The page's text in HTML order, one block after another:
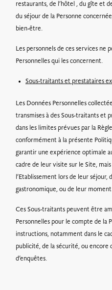
restaurants, de l’hôtel , du gîte et
du séjour de la Personne
bien-être.
Les personnels de ces services ne
Personnelles qui les concernent.
Sous-traitants et prestataires
Les Données Personnelles
transmises à des Sous-traitants et
dans les limites prévues par la
conformément à la présente
garantir une expérience optimale
cadre de leur visite sur le Site,
l’Etablissement lors de leur séjour,
gastronomique, ou de leur
Ces Sous-traitants peuvent être
Personnelles pour le compte de la
instructions, notamment dans le
publicité, de la sécurité, ou encore
d’enquêtes.